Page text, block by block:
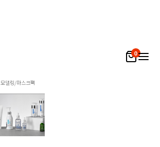
0
모델링/마스크팩